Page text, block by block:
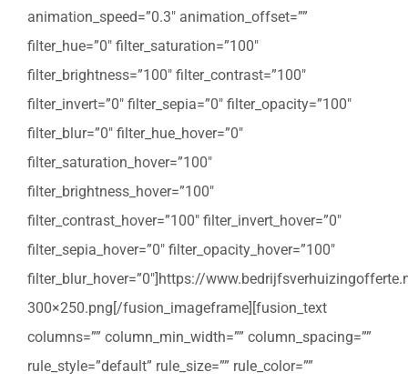
animation_speed=”0.3″ animation_offset=””
filter_hue=”0″ filter_saturation=”100″
filter_brightness=”100″ filter_contrast=”100″
filter_invert=”0″ filter_sepia=”0″ filter_opacity=”100″
filter_blur=”0″ filter_hue_hover=”0″
filter_saturation_hover=”100″
filter_brightness_hover=”100″
filter_contrast_hover=”100″ filter_invert_hover=”0″
filter_sepia_hover=”0″ filter_opacity_hover=”100″
filter_blur_hover=”0″]https://
300×250.png[/fusion_imageframe][fusion_text
columns=”” column_min_width=”” column_spacing=””
rule_style=”default” rule_size=”” rule_color=””